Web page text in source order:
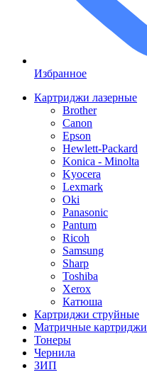
Избранное
Картриджи лазерные
Brother
Canon
Epson
Hewlett-Packard
Konica - Minolta
Kyocera
Lexmark
Oki
Panasonic
Pantum
Ricoh
Samsung
Sharp
Toshiba
Xerox
Катюша
Картриджи струйные
Матричные картриджи
Тонеры
Чернила
ЗИП